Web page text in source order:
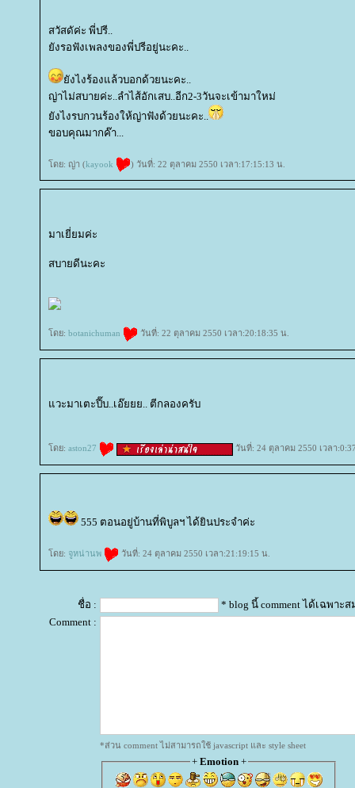
สวัสดัค่ะ พี่ปรี..
ังรอฟังเพลงของพี่ปรีอยู่นะคะ..
ังไงร้องแล้วบอกด้วยนะคะ..
ญ่าไม่สบายค่ะ..ลำไส้อักเสบ..อีก2-3วันจะเข้ามาใหม่
ังไงรบกวนร้องให้ญ่าฟังด้วยนะคะ..
ขอบคุณมากค๊า...
ดย: ญ่า (kayook ) วันที่: 22 ตุลาคม 2550 เวลา:17:15:13 น.
มาเยี่ยมค่ะ
สบายดีนะคะ
ดย: botanichuman วันที่: 22 ตุลาคม 2550 เวลา:20:18:35 น.
วะมาเตะปี๊บ..เอ๊ยยย.. ตีกลองครับ
ดย: aston27 วันที่: 24 ตุลาคม 2550 เวลา
555 ตอนอยู่บ้านที่พิบูลฯ ได้ยินประจำค่ะ
ดย: จูหน่านพ วันที่: 24 ตุลาคม 2550 เวลา:21:19:15 น.
ชื่อ :
* blog นี้ comment ได้เฉพาะ
Comment :
*ส่วน comment ไม่สามารถใช้ javascript และ style sheet
+ Emotion+